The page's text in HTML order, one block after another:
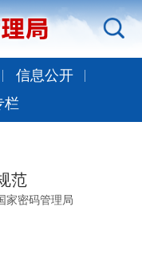
信息公开
栏
范
家密码管理局